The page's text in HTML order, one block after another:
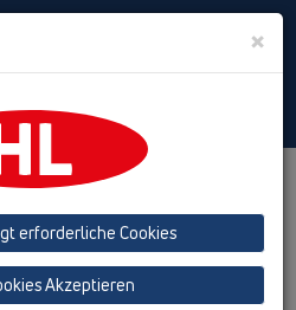
Toggle
×
erforderliche Cookies
Akzeptieren